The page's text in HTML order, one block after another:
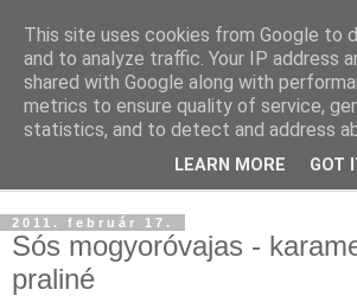
2011. február 17.
Sós mogyoróvajas -
praliné
This site uses cookies from Google to
and to analyze traffic. Your IP address
shared with Google along with
metrics to ensure quality of service,
statistics, and to detect and address
LEARN MORE GOT